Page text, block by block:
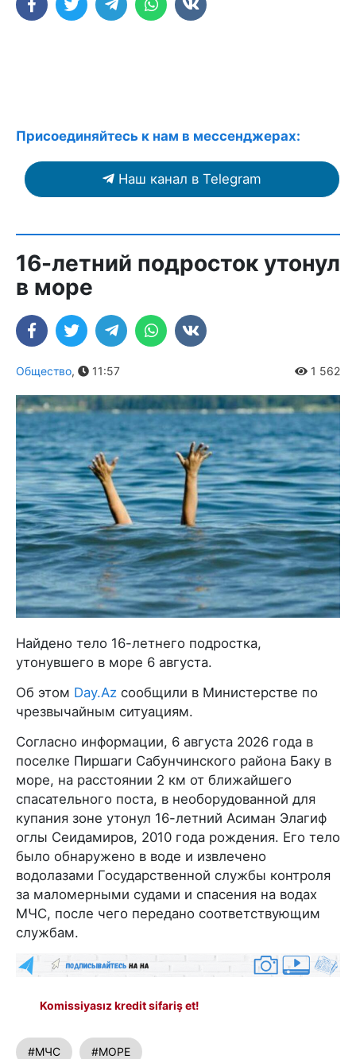
Присоединяйтесь к нам в мессенджерах:
Наш канал в Telegram
16-летний подросток утонул
в море
Общество, 11:57 1 562
Найдено тело 16-летнего подростка,
утонувшего в море 6 августа.
Об этом Day.Az сообщили в Министерстве по
чрезвычайным ситуациям.
Согласно информации, 6 августа 2026 года в
поселке Пиршаги Сабунчинского района Баку в
море, на расстоянии 2 км от ближайшего
спасательного поста, в необорудованной для
купания зоне утонул 16-летний Асиман Элагиф
оглы Сеидамиров, 2010 года рождения. Его тело
было обнаружено в воде и извлечено
водолазами Государственной службы контроля
за маломерными судами и спасения на водах
МЧС, после чего передано соответствующим
службам.
Komissiyasız kredit sifariş et!
#МЧС #МОРЕ